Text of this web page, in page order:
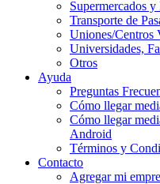
Supermercados
Transporte de
Uniones/Centros
Universidades,
Otros
Ayuda
Preguntas
Cómo llegar
Cómo llegar
Android
Términos y
Contacto
Agregar mi